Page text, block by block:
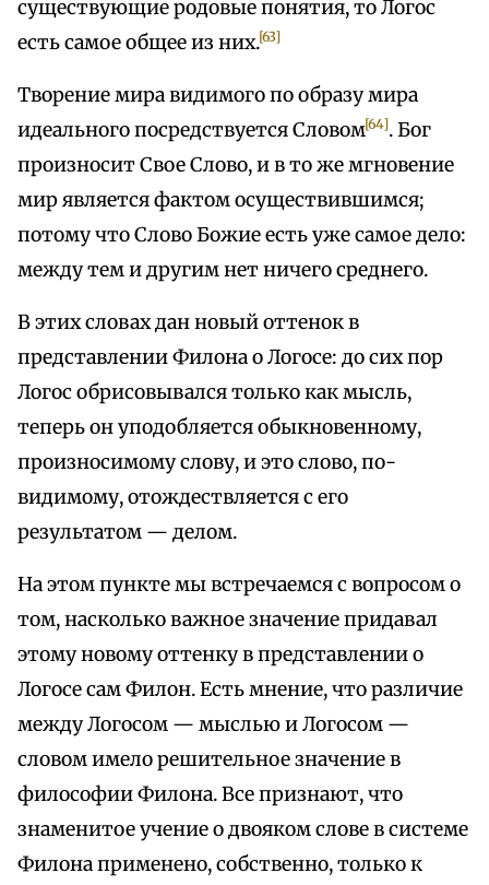
существующие родовые понятия, то Логос
есть самое общее из них.[63]
Творение мира видимого по образу мира
идеального посредствуется Словом[64]. Бог
произносит Свое Слово, и в то же мгновение
мир является фактом осуществившимся;
потому что Слово Божие есть уже самое дело:
между тем и другим нет ничего среднего.
В этих словах дан новый оттенок в
представлении Филона о Логосе: до сих пор
Логос обрисовывался только как мысль,
теперь он уподобляется обыкновенному,
произносимому слову, и это слово, по-
видимому, отождествляется с его
результатом — делом.
На этом пункте мы встречаемся с вопросом о
том, насколько важное значение придавал
этому новому оттенку в представлении о
Логосе сам Филон. Есть мнение, что различие
между Логосом — мыслью и Логосом —
словом имело решительное значение в
философии Филона. Все признают, что
знаменитое учение о двояком слове в системе
Филона применено, собственно, только к